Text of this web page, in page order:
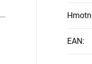
EAN: